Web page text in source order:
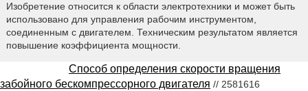
Изобретение относится к области электротехники и может быть
использовано для управления рабочим инструментом,
соединенным с двигателем. Техническим результатом является
повышение коэффициента мощности.
Способ определения скорости вращения
забойного бескомпрессорного двигателя // 2581616